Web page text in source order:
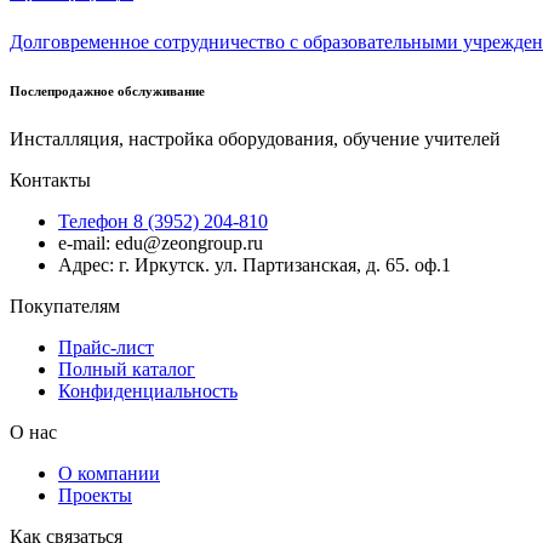
Долговременное сотрудничество с образовательными
Послепродажное обслуживание
Инсталляция, настройка оборудования, обучение учителей
Контакты
Телефон 8 (3952) 204-810
e-mail: edu@zeongroup.ru
Адрес: г. Иркутск. ул. Партизанская, д. 65. оф.1
Покупателям
Прайс-лист
Полный каталог
Конфиденциальность
О нас
О компании
Проекты
Как связаться